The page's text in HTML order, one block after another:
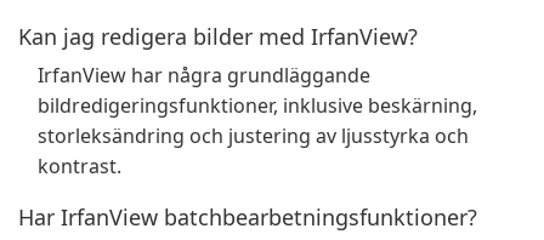
Kan jag redigera bilder med IrfanView?
IrfanView har några grundläggande
bildredigeringsfunktioner, inklusive beskärning,
storleksändring och justering av ljusstyrka och
kontrast.
Har IrfanView batchbearbetningsfunktioner?